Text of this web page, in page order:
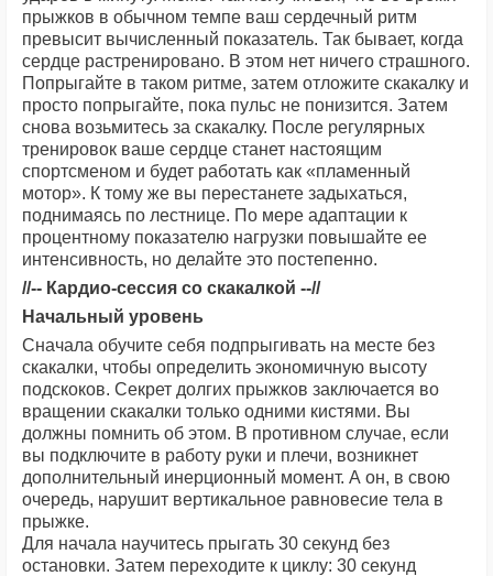
прыжков в обычном темпе ваш сердечный ритм
превысит вычисленный показатель. Так бывает, когда
сердце растренировано. В этом нет ничего страшного.
Попрыгайте в таком ритме, затем отложите скакалку и
просто попрыгайте, пока пульс не понизится. Затем
снова возьмитесь за скакалку. После регулярных
тренировок ваше сердце станет настоящим
спортсменом и будет работать как «пламенный
мотор». К тому же вы перестанете задыхаться,
поднимаясь по лестнице. По мере адаптации к
процентному показателю нагрузки повышайте ее
интенсивность, но делайте это постепенно.
//-- Кардио-сессия со скакалкой --//
Начальный уровень
Сначала обучите себя подпрыгивать на месте без
скакалки, чтобы определить экономичную высоту
подскоков. Секрет долгих прыжков заключается во
вращении скакалки только одними кистями. Вы
должны помнить об этом. В противном случае, если
вы подключите в работу руки и плечи, возникнет
дополнительный инерционный момент. А он, в свою
очередь, нарушит вертикальное равновесие тела в
прыжке.
Для начала научитесь прыгать 30 секунд без
остановки. Затем переходите к циклу: 30 секунд